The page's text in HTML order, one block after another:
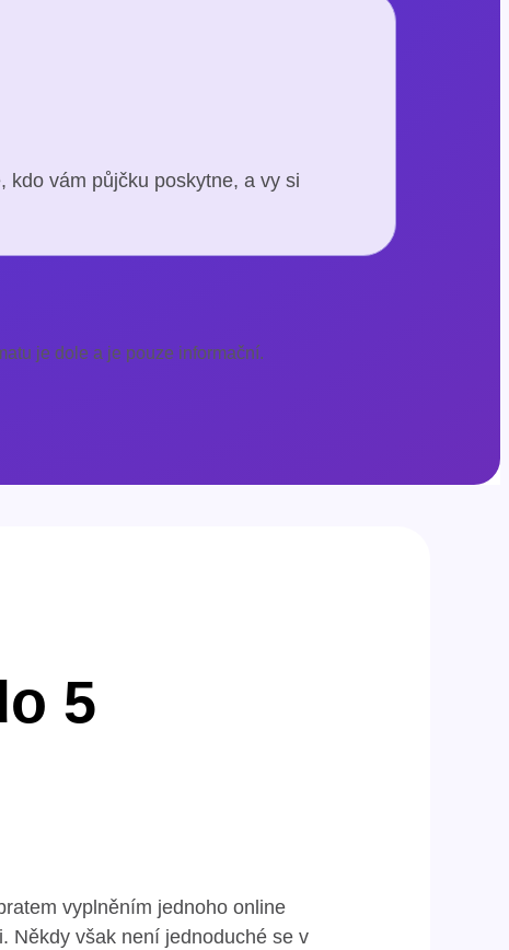
kdo vám půjčku poskytne, a vy si
je dole a je pouze informační.
5
vyplněním jednoho online
Někdy však není jednoduché se v